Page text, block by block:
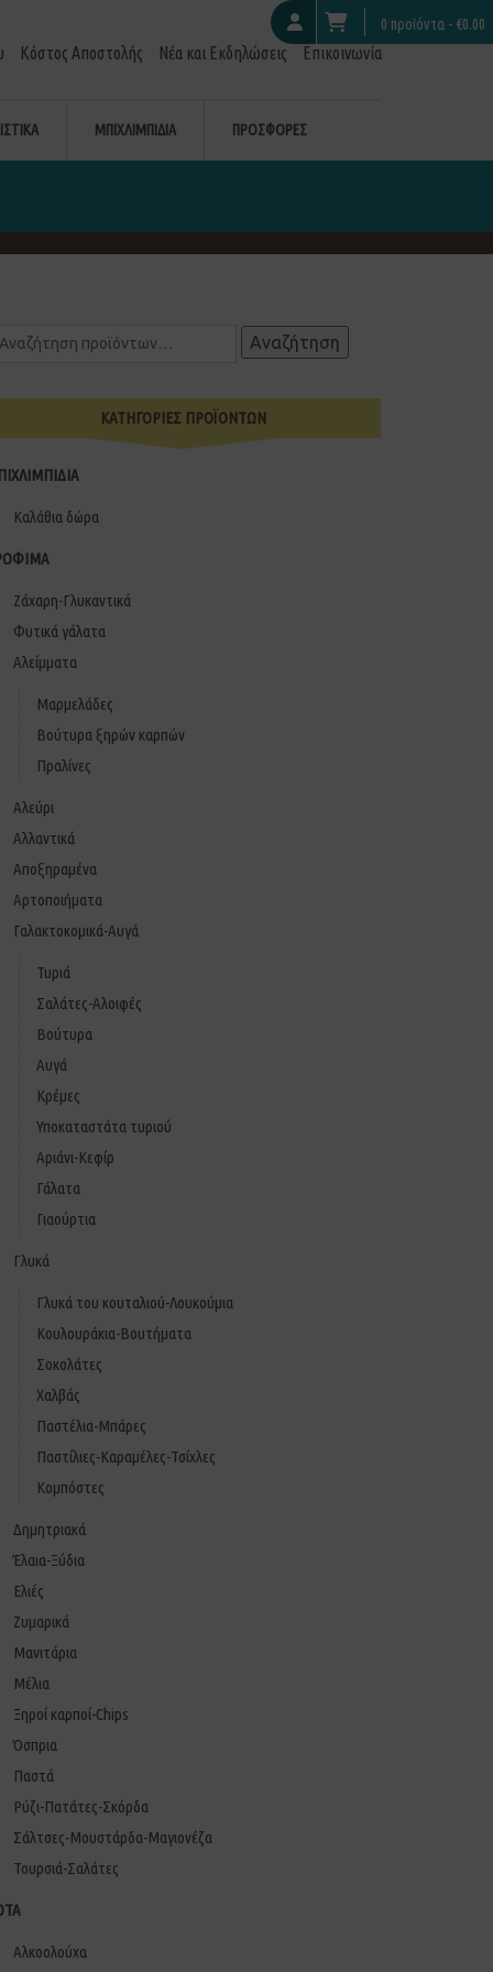
0 προϊόντα - €0.00
Κόστος Αποστολής Νέα και Εκδηλώσεις Επικοινωνία
ΜΠΙΧΛΙΜΠΙΔΙΑ ΠΡΟΣΦΟΡΕΣ
Αναζήτηση
ΚΑΤΗΓΟΡΙΕΣ ΠΡΟΪΟΝΤΩΝ
Καλάθια δώρα
Ζάχαρη-Γλυκαντικά
Φυτικά γάλατα
Αλείμματα
Μαρμελάδες
Βούτυρα ξηρών καρπών
Πραλίνες
Αλεύρι
Αλλαντικά
Αποξηραμένα
Αρτοποιήματα
Γαλακτοκομικά-Αυγά
Τυριά
Σαλάτες-Αλοιφές
Βούτυρα
Αυγά
Κρέμες
Υποκαταστάτα τυριού
Αριάνι-Κεφίρ
Γάλατα
Γιαούρτια
Γλυκά
Γλυκά του κουταλιού-Λουκούμια
Κουλουράκια-Βουτήματα
Σοκολάτες
Χαλβάς
Παστέλια-Μπάρες
Παστίλιες-Καραμέλες-Τσίχλες
Κομπόστες
Δημητριακά
Έλαια-Ξύδια
Ελιές
Ζυμαρικά
Μανιτάρια
Μέλια
Ξηροί καρποί-Chips
Όσπρια
Παστά
Ρύζι-Πατάτες-Σκόρδα
Σάλτσες-Μουστάρδα-Μαγιονέζα
Τουρσιά-Σαλάτες
Αλκοολούχα